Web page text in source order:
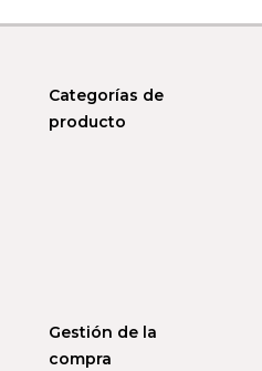
Categorías de
producto
Gestión de la
compra